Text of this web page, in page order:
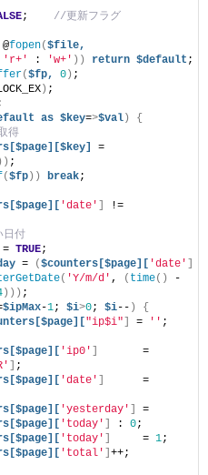
; //更新フラグ
fopen($file,
'r+' : 'w+' )) return $default ;
($fp, 0 ) ;
) ;
as $key=>$val )
{
得
)) ;
($fp )) break;
'date'
付
= TRUE;
= ($counters[$page][ 'date'
( 'Y/m/d' , ( time()
))) ;
$ipMax-1; $i>0; $i-- )
{
"ip$i" = '' ;
'ip0'
;
'date'
'yesterday'
'today' : 0;
'today'
     =
1;
'total' ++;